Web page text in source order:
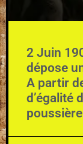
2 Juin
dépose
A partir
d’égalité
poussière